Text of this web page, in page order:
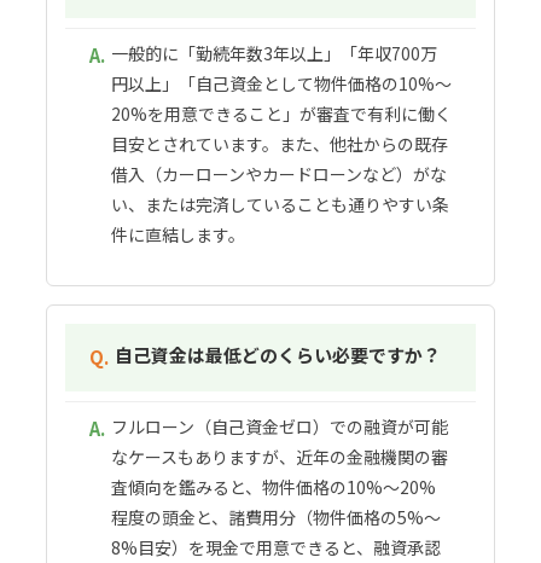
A. 一般的に「勤続年数3年以上」「年収700万
円以上」「自己資金として物件価格の10%〜
20%を用意できること」が審査で有利に働く
目安とされています。また、他社からの既存
借入（カーローンやカードローンなど）がな
い、または完済していることも通りやすい条
件に直結します。
Q. 自己資金は最低どのくらい必要ですか？
A. フルローン（自己資金ゼロ）での融資が可能
なケースもありますが、近年の金融機関の審
査傾向を鑑みると、物件価格の10%〜20%
程度の頭金と、諸費用分（物件価格の5%〜
8%目安）を現金で用意できると、融資承認